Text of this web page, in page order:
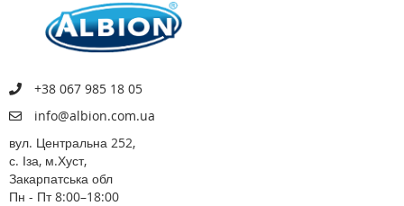
+38 067 985 18 05
info@albion.com.ua
вул. Центральна 252,
с. Іза, м.Хуст,
Закарпатська обл
Пн - Пт 8:00–18:00